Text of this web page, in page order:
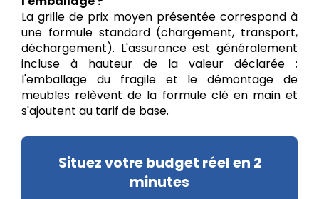
La grille de prix moyen présentée correspond à
une formule standard (chargement, transport,
déchargement). L'assurance est généralement
incluse à hauteur de la valeur déclarée ;
l'emballage du fragile et le démontage de
meubles relèvent de la formule clé en main et
s'ajoutent au tarif de base.
Situez votre budget réel en 2
minutes